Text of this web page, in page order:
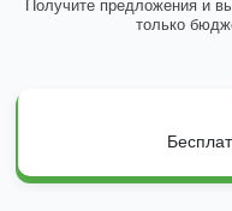
Получите предложения и
только